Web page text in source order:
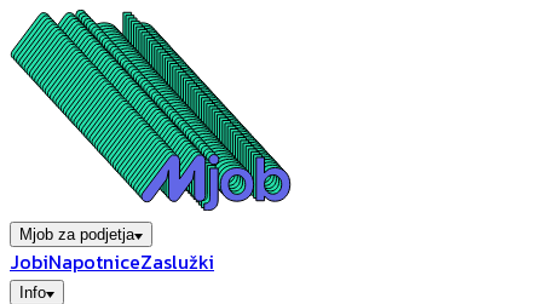
Mjob za podjetja
JobiNapotniceZaslužki
Info